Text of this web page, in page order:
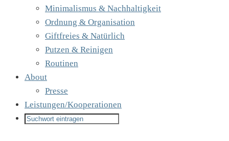
Minimalismus & Nachhaltigkeit
Ordnung & Organisation
Giftfreies & Natürlich
Putzen & Reinigen
Routinen
About
Presse
Leistungen/Kooperationen